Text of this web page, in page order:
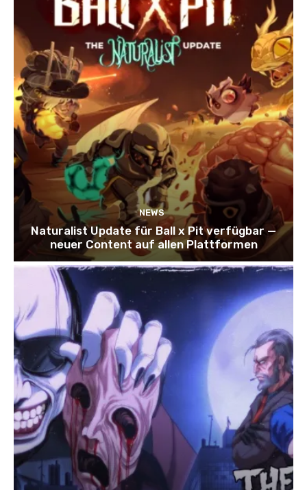
NEWS
Naturalist Update für Ball x Pit verfügbar —
neuer Content auf allen Plattformen